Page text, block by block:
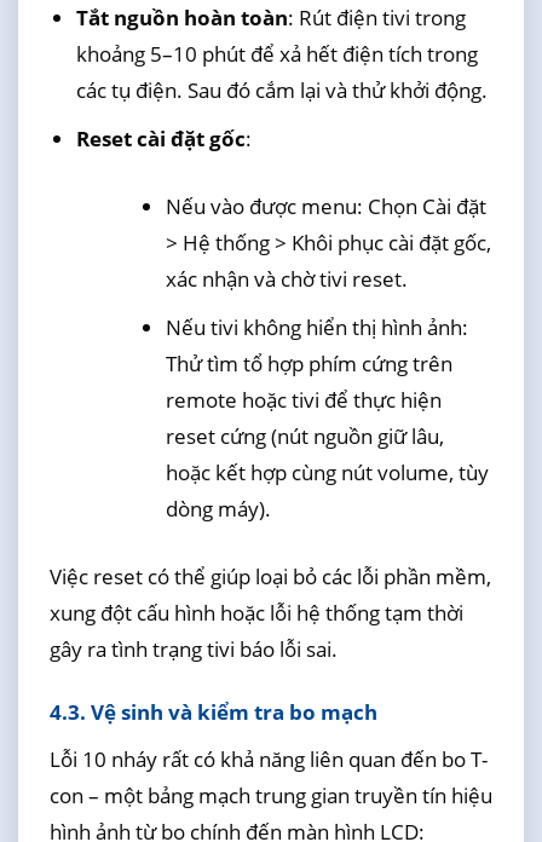
Tắt nguồn hoàn toàn: Rút điện tivi trong
khoảng 5–10 phút để xả hết điện tích trong
các tụ điện. Sau đó cắm lại và thử khởi động.
Reset cài đặt gốc:
Nếu vào được menu: Chọn Cài đặt
> Hệ thống > Khôi phục cài đặt gốc,
xác nhận và chờ tivi reset.
Nếu tivi không hiển thị hình ảnh:
Thử tìm tổ hợp phím cứng trên
remote hoặc tivi để thực hiện
reset cứng (nút nguồn giữ lâu,
hoặc kết hợp cùng nút volume, tùy
dòng máy).
Việc reset có thể giúp loại bỏ các lỗi phần mềm,
xung đột cấu hình hoặc lỗi hệ thống tạm thời
gây ra tình trạng tivi báo lỗi sai.
4.3. Vệ sinh và kiểm tra bo mạch
Lỗi 10 nháy rất có khả năng liên quan đến bo T-
con – một bảng mạch trung gian truyền tín hiệu
hình ảnh từ bo chính đến màn hình LCD: